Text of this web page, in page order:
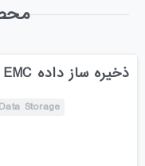
ذخیره ساز داده Dell EMC مدل PowerScale F600
Data Storage